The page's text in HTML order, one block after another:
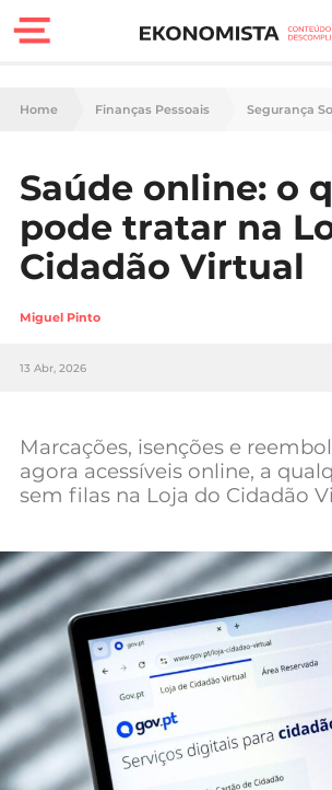
Finanças
Carreira
Casa
Lifestyle
Sociedade
Negócios
Mundial 2026
Home Finanças Pessoais Segurança
Saúde online: o
pode tratar na
Cidadão Virtual
Miguel Pinto
13 Abr, 2026
Marcações, isenções e
agora acessíveis online, a
sem filas na Loja do Cidadão